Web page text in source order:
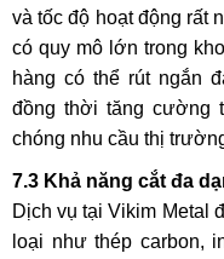
và tốc độ hoạt động rất
có quy mô lớn trong
hàng có thể rút ngắn
đồng thời tăng cường
chóng nhu cầu thị
7.3 Khả năng cắt đa
Dịch vụ tại Vikim Metal
loại như thép carbon,